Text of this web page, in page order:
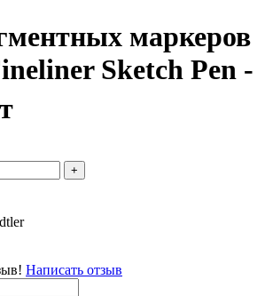
маркеров
Sketch Pen -
+
Написать отзыв